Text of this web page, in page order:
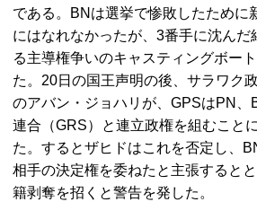
である。 BN は選挙で惨敗したために
にはなれなかったが、3番手に沈んだ
る主導権争いのキャスティングボー
た。20日の国王声明の後、サラワク
のアバン・ジョハリが、 GPSはPN
連合（GRS）と連立政権を組むこと
た。するとザヒドはこれを否定し、
相手の決定権を委ねたと主張すると
籍剥奪を招くと警告を発した。